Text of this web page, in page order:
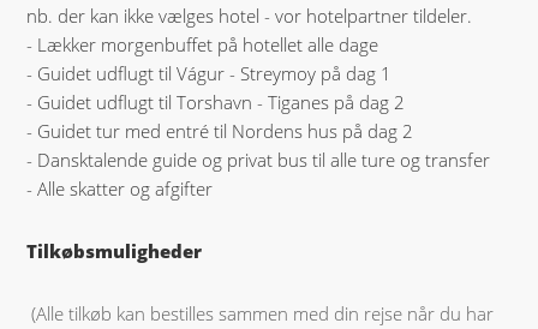
nb. der kan ikke vælges hotel - vor hotelpartner tildeler.
- Lækker morgenbuffet på hotellet alle dage
- Guidet udflugt til Vágur - Streymoy på dag 1
- Guidet udflugt til Torshavn - Tiganes på dag 2
- Guidet tur med entré til Nordens hus på dag 2
- Dansktalende guide og privat bus til alle ture og transfer
- Alle skatter og afgifter
Tilkøbsmuligheder
(Alle tilkøb kan bestilles sammen med din rejse når du har